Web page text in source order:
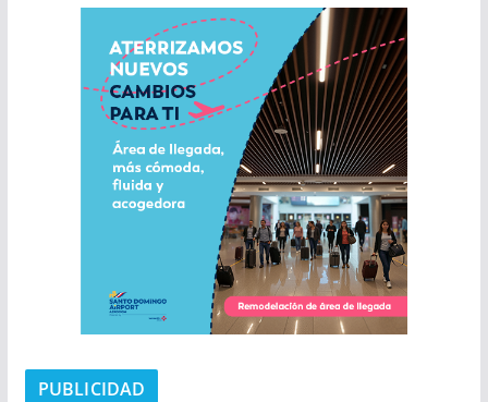
PUBLICIDAD